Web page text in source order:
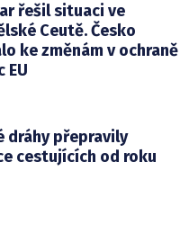
řešil situaci ve
Ceutě. Česko
ke změnám v ochraně
EU
dráhy přepravily
cestujících od roku